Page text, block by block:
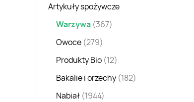
Artykuły spożywcze
Warzywa (367)
Owoce (279)
Produkty Bio (12)
Bakalie i orzechy (182)
Nabiał (1944)